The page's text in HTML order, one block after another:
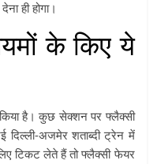
ही होगा।
के किए ये
किया है। कुछ सेक्शन पर फ्लैक्सी
दिल्ली-अजमेर शताब्दी ट्रेन में
टिकट लेते हैं तो फ्लैक्सी फेयर